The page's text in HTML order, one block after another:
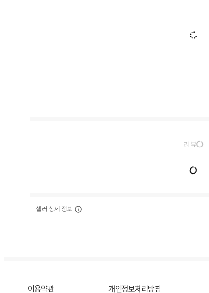
리뷰
셀러 상세 정보
이용약관 개인정보처리방침